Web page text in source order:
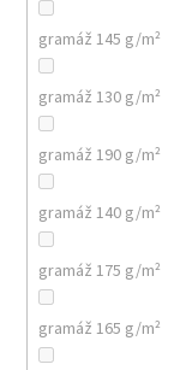
gramáž 145 g/m²
gramáž 130 g/m²
gramáž 190 g/m²
gramáž 140 g/m²
gramáž 175 g/m²
gramáž 165 g/m²